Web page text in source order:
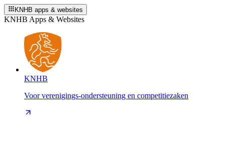
KNHB apps & websites
KNHB Apps & Websites
KNHB
Voor verenigings-ondersteuning en competitiezaken